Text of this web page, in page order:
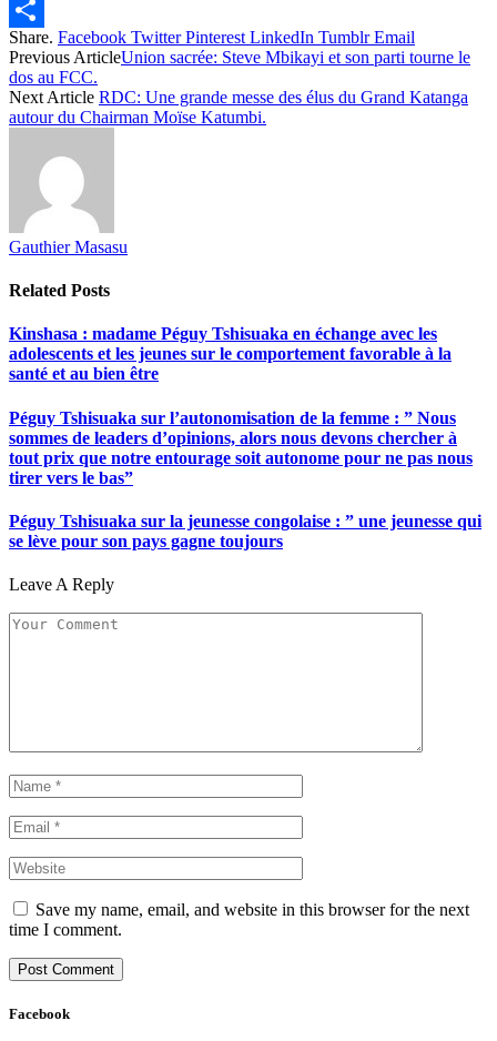
Twitter
Share
Share. Facebook Twitter Pinterest LinkedIn Tumblr Email
Previous ArticleUnion sacrée: Steve Mbikayi et son parti tourne le
dos au FCC.
Next Article RDC: Une grande messe des élus du Grand Katanga
autour du Chairman Moïse Katumbi.
Gauthier Masasu
Related Posts
Kinshasa : madame Péguy Tshisuaka en échange avec les
adolescents et les jeunes sur le comportement favorable à la
santé et au bien être
Péguy Tshisuaka sur l’autonomisation de la femme : ” Nous
sommes de leaders d’opinions, alors nous devons chercher à
tout prix que notre entourage soit autonome pour ne pas nous
tirer vers le bas”
Péguy Tshisuaka sur la jeunesse congolaise : ” une jeunesse qui
se lève pour son pays gagne toujours
Leave A Reply
Save my name, email, and website in this browser for the next
time I comment.
Facebook